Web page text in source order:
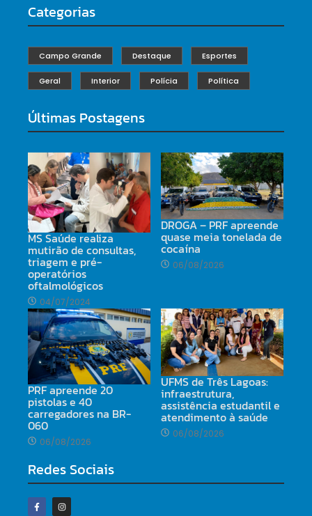
Categorias
Campo Grande Destaque Esportes
Geral Interior Polícia Política
Últimas Postagens
MS Saúde realiza
mutirão de consultas,
triagem e pré-
operatórios
oftalmológicos
04/07/2024
DROGA – PRF apreende
quase meia tonelada de
cocaína
06/08/2026
PRF apreende 20
pistolas e 40
carregadores na BR-
060
06/08/2026
UFMS de Três Lagoas:
infraestrutura,
assistência estudantil e
atendimento à saúde
06/08/2026
Redes Sociais